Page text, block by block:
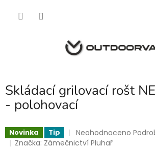
Skládací grilovací rošt
- polohovací
Novinka Tip
Průměrné
hodnocení
Neohodnoceno
Značka: Zámečnictví Pluhař